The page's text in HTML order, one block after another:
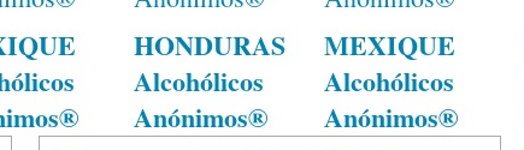
HONDURAS
Alcohólicos
Anónimos®
MEXIQUE
Alcohólicos
Anónimos®